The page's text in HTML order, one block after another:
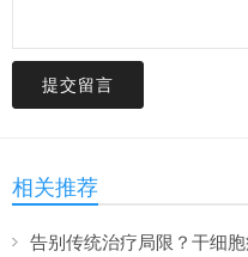
提交留言
相关推荐
告别传统治疗局限？干细